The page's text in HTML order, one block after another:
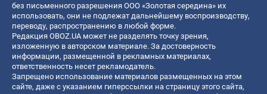
без письменного разрешения ООО «Золотая середина» их
использовать, они не подлежат дальнейшему воспроизводству,
переводу, распространению в любой форме.
Редакция OBOZ.UA может не разделять точку зрения,
изложенную в авторском материале. За достоверность
информации, размещенной в рекламных материалах,
ответственность несет рекламодатель.
Запрещено использование материалов размещенных на этом
сайте, даже с указанием гиперссылки на страницу этого сайта,